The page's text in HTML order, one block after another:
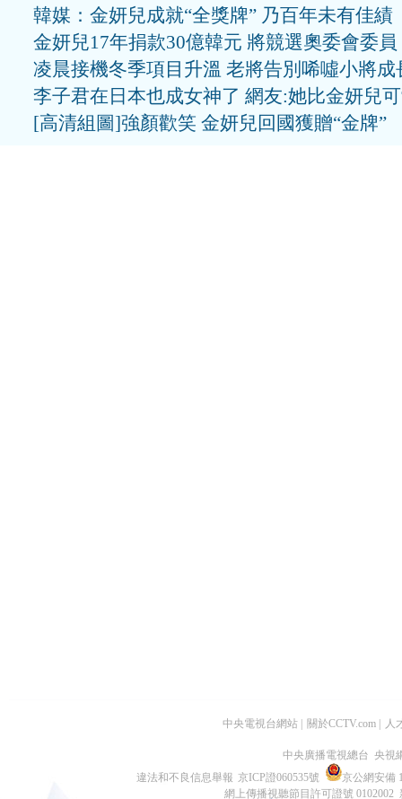
韓媒：金妍兒成就“全獎牌” 乃百年未有佳績
金妍兒17年捐款30億韓元 將競選奧委會委員
凌晨接機冬季項目升溫 老將告別唏噓小將成
李子君在日本也成女神了 網友:她比金妍兒
[高清組圖]強顏歡笑 金妍兒回國獲贈“金牌”
中央電視台網站 關於CCTV.com 人
中央廣播電視總台 央視
違法和不良信息舉報 京ICP證060535號
京公網安備
網上傳播視聽節目許可證號 0102002